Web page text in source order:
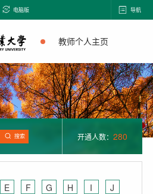
电脑版 导航
教师个人主页
搜索 开通人数： 280
E F G H I
J